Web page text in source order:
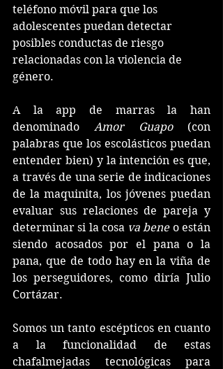
teléfono móvil para que los
adolescentes puedan detectar
posibles conductas de riesgo
relacionadas con la violencia de
género.
A la app de marras la han
denominado Amor Guapo (con
palabras que los escolásticos puedan
entender bien) y la intención es que,
a través de una serie de indicaciones
de la maquinita, los jóvenes puedan
evaluar sus relaciones de pareja y
determinar si la cosa va bene o están
siendo acosados por el pana o la
pana, que de todo hay en la viña de
los perseguidores, como diría Julio
Cortázar.
Somos un tanto escépticos en cuanto
a la funcionalidad de estas
chafalmejadas tecnológicas para